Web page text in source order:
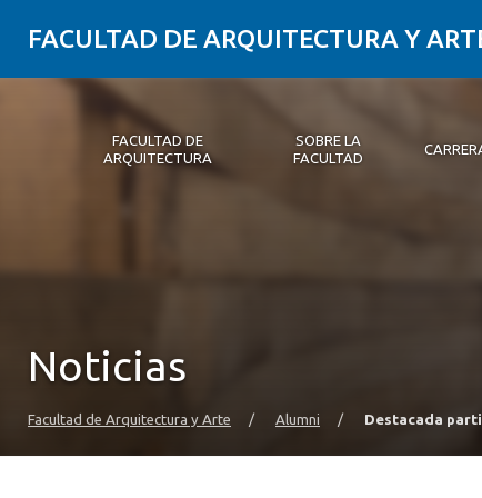
FACULTAD DE ARQUITECTURA Y
FACULTAD DE
ARQUITECTURA
SOBRE LA
FACULTAD
Noticias
Facultad de Arquitectura y Arte / Alumni / Destacada